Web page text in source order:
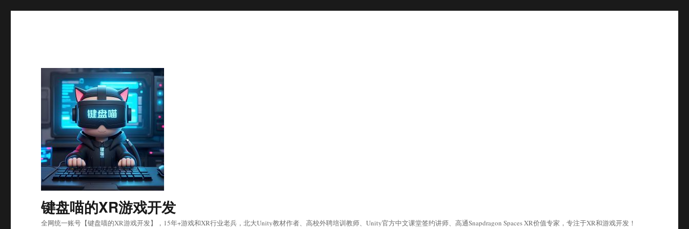
键盘喵的XR游戏开发
全网统一账号【键盘喵的XR游戏开发】，15年+游戏和XR行业老兵，北大Unity教材作者、高校外聘培训教师、Unity官方中文课堂签约讲师、高通Snapdragon Spaces XR价值专家，专注于XR和游戏开发！